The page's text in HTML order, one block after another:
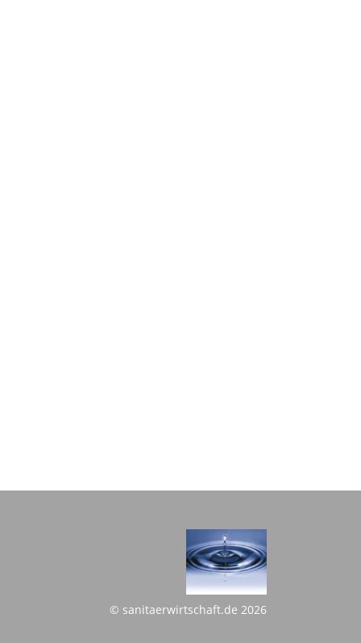
© sanitaerwirtschaft.de 2026